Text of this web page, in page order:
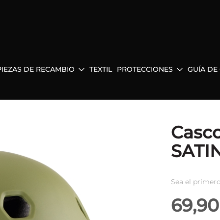
DE RECAMBIO TEXTIL PROTECCIONES GUÍA DE
Sea el